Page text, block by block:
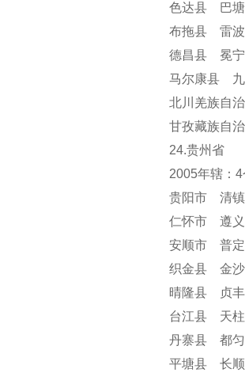
色达县 巴
布拖县 雷
德昌县 冕
马尔康县
北川羌族自
甘孜藏族自
24.贵州省
2005年辖：
贵阳市 清
仁怀市 遵
安顺市 普
织金县 金
晴隆县 贞
台江县 天
丹寨县 都
平塘县 长